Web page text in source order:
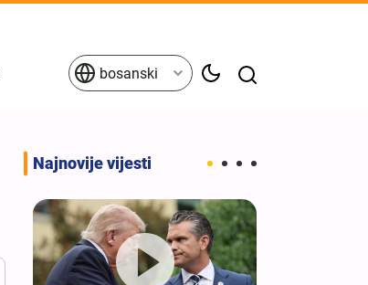
bosanski
Najnovije vijesti